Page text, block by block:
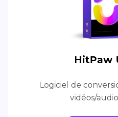
HitPaw
Logiciel de
vidéos/